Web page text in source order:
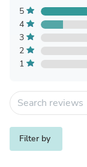
5
4
3
2
1
Filter by